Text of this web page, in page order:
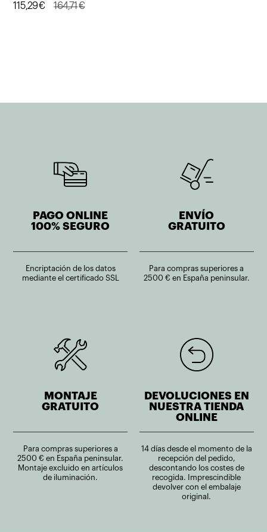
164,71€
El
115,29€
El
PAGO ONLINE
100% SEGURO
Encriptación de los datos
mediante el certificado SSL
ENVÍO
GRATUITO
Para compras superiores a
2500 € en España peninsular.
MONTAJE
GRATUITO
Para compras superiores a
2500 € en España peninsular.
Montaje excluido en artículos
de iluminación.
DEVOLUCIONES EN
NUESTRA TIENDA
ONLINE
14 días desde el momento de la
recepción del pedido,
descontando los costes de
recogida. Imprescindible
devolver con el embalaje
original.